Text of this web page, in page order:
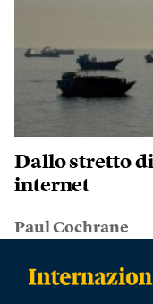
Dallo stretto
internet
Paul Cochrane